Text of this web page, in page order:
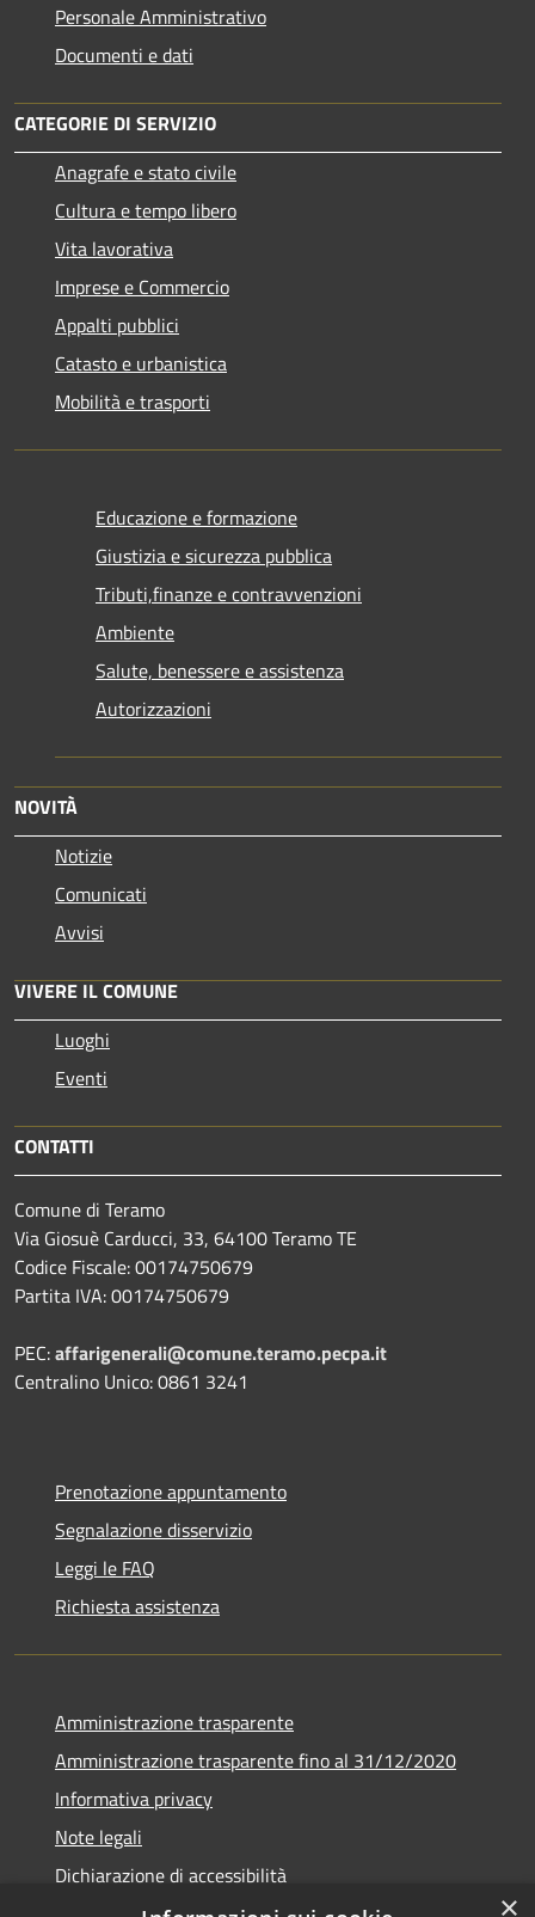
Personale Amministrativo
Documenti e dati
CATEGORIE DI SERVIZIO
Anagrafe e stato civile
Cultura e tempo libero
Vita lavorativa
Imprese e Commercio
Appalti pubblici
Catasto e urbanistica
Mobilità e trasporti
Educazione e formazione
Giustizia e sicurezza pubblica
Tributi,finanze e contravvenzioni
Ambiente
Salute, benessere e assistenza
Autorizzazioni
NOVITÀ
Notizie
Comunicati
Avvisi
VIVERE IL COMUNE
Luoghi
Eventi
CONTATTI
Comune di Teramo
Via Giosuè Carducci, 33, 64100 Teramo TE
Codice Fiscale: 00174750679
Partita IVA: 00174750679
PEC:affarigenerali@comune.teramo.pecpa.it
Centralino Unico: 0861 3241
Prenotazione appuntamento
Segnalazione disservizio
Leggi le FAQ
Richiesta assistenza
Amministrazione trasparente
Amministrazione trasparente fino al 31/12/2020
Informativa privacy
Note legali
Dichiarazione di accessibilità
×